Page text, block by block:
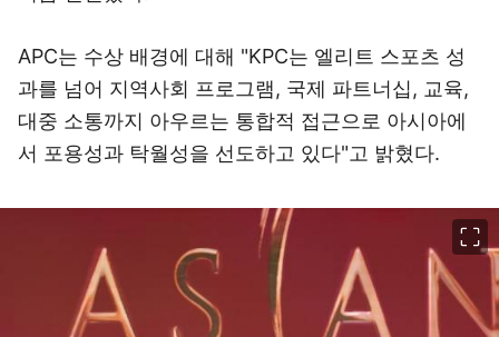
APC는 수상 배경에 대해 "KPC는 엘리트 스포츠 성
과를 넘어 지역사회 프로그램, 국제 파트너십, 교육,
대중 소통까지 아우르는 통합적 접근으로 아시아에
서 포용성과 탁월성을 선도하고 있다"고 밝혔다.